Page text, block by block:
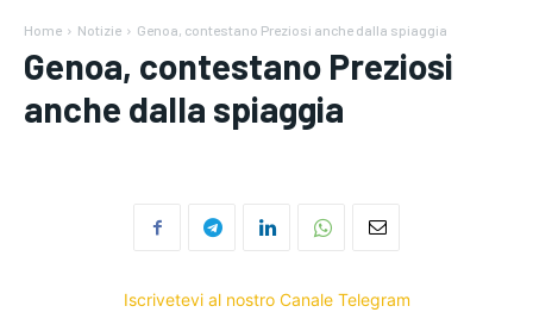
Home Notizie Genoa, contestano Preziosi anche dalla spiaggia
Genoa, contestano Preziosi
anche dalla spiaggia
Iscrivetevi al nostro Canale Telegram